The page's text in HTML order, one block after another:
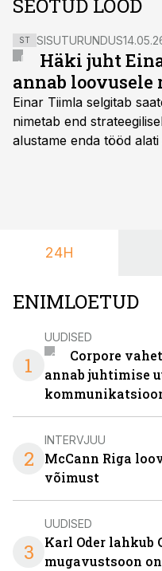
SEOTUD LOOD
ST SISUTURUNDUS
Häki juht
annab
Einar Tiimla selgitab
nimetab end
alustame enda tööd
24H
ENIMLOETUD
1
UUDISED
Corpore
annab juhtimise
2
INTERVJUU
McCann Riga
võimust
3
UUDISED
Karl Oder lahkub
mugavustsoon